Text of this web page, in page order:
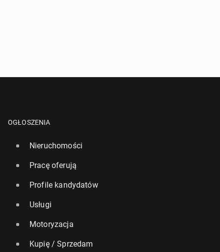
OGŁOSZENIA
Nieruchomości
Pracę oferują
Profile kandydatów
Usługi
Motoryzacja
Kupię / Sprzedam